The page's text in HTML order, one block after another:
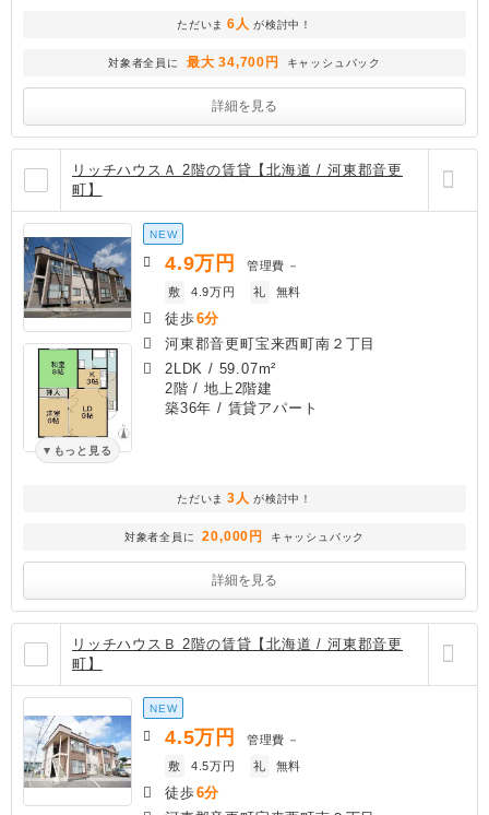
ただいま 6人 が検討中！
対象者全員に 最大 34,700円 キャッシュバック
詳細を見る
リッチハウスＡ 2階の賃貸【北海道 / 河東郡音更
町】
もっと見る
NEW
4.9万円 管理費 －
敷
4.9万円 礼 無料
徒歩6分
河東郡音更町宝来西町南２丁目
2LDK / 59.07m²
2階 / 地上2階建
築36年 / 賃貸アパート
ただいま 3人 が検討中！
対象者全員に 20,000円 キャッシュバック
詳細を見る
リッチハウスＢ 2階の賃貸【北海道 / 河東郡音更
町】
NEW
4.5万円 管理費 －
敷
4.5万円 礼 無料
徒歩6分